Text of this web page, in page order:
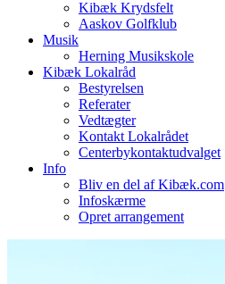
Kibæk Krydsfelt
Aaskov Golfklub
Musik
Herning Musikskole
Kibæk Lokalråd
Bestyrelsen
Referater
Vedtægter
Kontakt Lokalrådet
Centerbykontaktudvalget
Info
Bliv en del af Kibæk.com
Infoskærme
Opret arrangement